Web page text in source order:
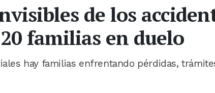
de los
familias en duelo
hay familias enfrentando pérdidas,